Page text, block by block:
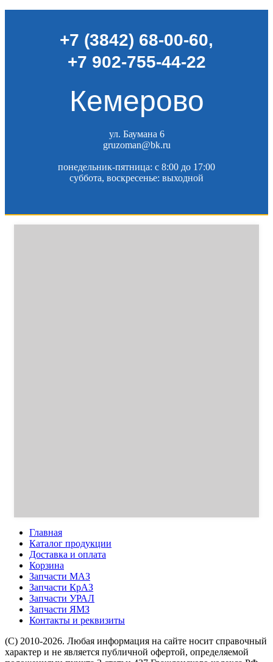
+7 (3842) 68-00-60,
+7 902-755-44-22
Кемерово
ул. Баумана 6
gruzoman@bk.ru
понедельник-пятница: c 8:00 до 17:00
суббота, воскресенье: выходной
Главная
Каталог продукции
Доставка и оплата
Корзина
Запчасти МАЗ
Запчасти КрАЗ
Запчасти УРАЛ
Запчасти ЯМЗ
Контакты и реквизиты
(C) 2010-2026. Любая информация на сайте носит справочный
характер и не является публичной офертой, определяемой